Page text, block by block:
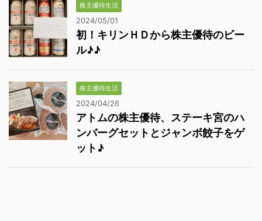
株主優待生活
2024/05/01
初！キリンＨＤから株主優待のビー
ル♪♪
株主優待生活
2024/04/26
アトムの株主優待、ステーキ宮のハ
ンバーグセットとジャンボ餃子をゲ
ット♪